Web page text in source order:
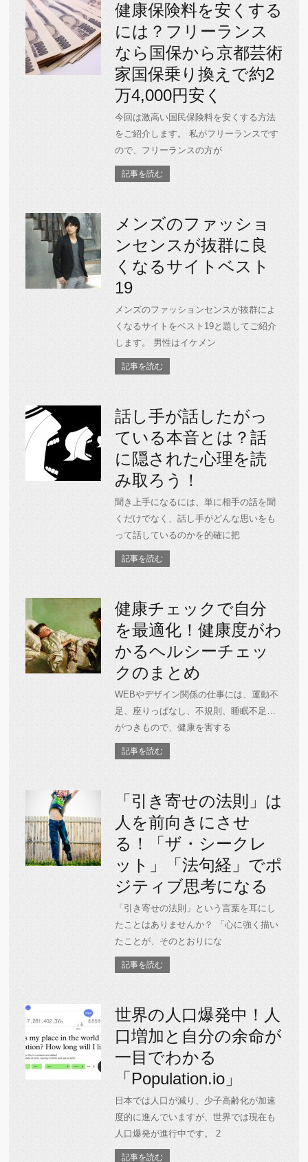
健康保険料を安くする
には？フリーランス
なら国保から京都芸術
家国保乗り換えで約2
万4,000円安く
今回は激高い国民保険料を安くする方法
をご紹介します。 私がフリーランスです
ので、フリーランスの方が
記事を読む
メンズのファッショ
ンセンスが抜群に良
くなるサイトベスト
19
メンズのファッションセンスが抜群によ
くなるサイトをベスト19と題してご紹介
します。 男性はイケメン
記事を読む
話し手が話したがっ
ている本音とは？話
に隠された心理を読
み取ろう！
聞き上手になるには、単に相手の話を聞
くだけでなく、話し手がどんな思いをも
って話しているのかを的確に把
記事を読む
健康チェックで自分
を最適化！健康度がわ
かるヘルシーチェッ
クのまとめ
WEBやデザイン関係の仕事には、運動不
足、座りっぱなし、不規則、睡眠不足…
がつきもので、健康を害する
記事を読む
「引き寄せの法則」は
人を前向きにさせ
る！「ザ・シークレ
ット」「法句経」でポ
ジティブ思考になる
「引き寄せの法則」という言葉を耳にし
たことはありませんか？ 「心に強く描い
たことが、そのとおりにな
記事を読む
世界の人口爆発中！人
口増加と自分の余命が
一目でわかる
「Population.io」
日本では人口が減り、少子高齢化が加速
度的に進んでいますが、世界では現在も
人口爆発が進行中です。 2
記事を読む